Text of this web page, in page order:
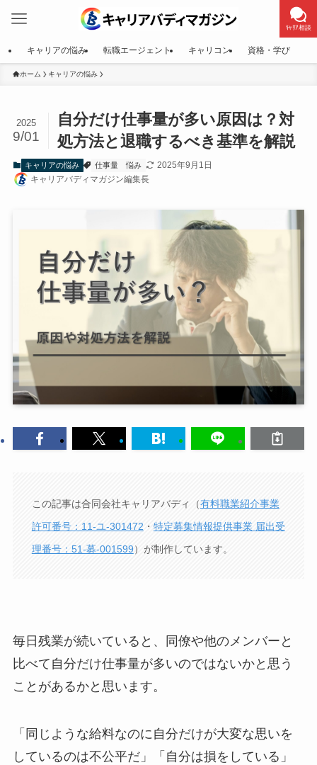
ｷｬﾘｱ相談
キャリアの悩み 転職エージェント キャリコン 資格・学び
ホーム キャリアの悩み
自分だけ仕事量が多い原因は？対
処方法と退職するべき基準を解説
2025
9/01
キャリアの悩み 仕事量 悩み
2025年9月1日
キャリアバディマガジン編集長
この記事は合同会社キャリアバディ（有料職業紹介事業
許可番号：11-ユ-301472 ・ 特定募集情報提供事業 届出受
理番号：51-募-001599）が制作しています。
毎日残業が続いていると、同僚や他のメンバーと
比べて自分だけ仕事量が多いのではないかと思う
ことがあるかと思います。
「同じような給料なのに自分だけが大変な思いを
しているのは不公平だ」「自分は損をしている」